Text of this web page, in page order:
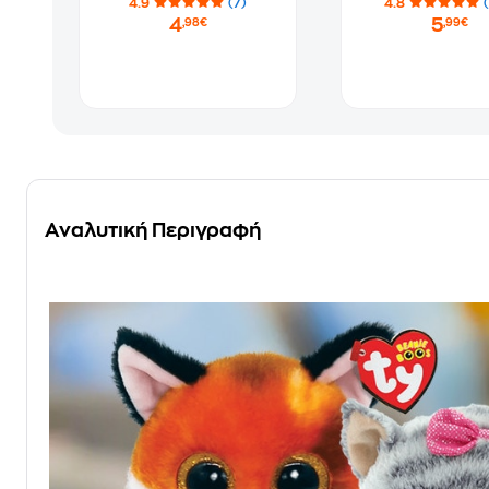
1607-39572
4.9 (7)
4,98€
4.8
5,99€
Αναλυτική Περιγραφή